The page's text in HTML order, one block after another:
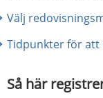
Välj
Tidpunkter för att
Så här